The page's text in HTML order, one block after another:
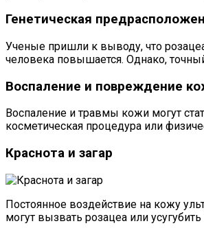
Генетическая
Ученые пришли к выводу, что
человека повышается. Однако,
Воспаление и повреждение
Воспаление и травмы кожи могут
косметическая процедура или
Краснота и загар
Постоянное воздействие на кожу
могут вызвать розацеа или